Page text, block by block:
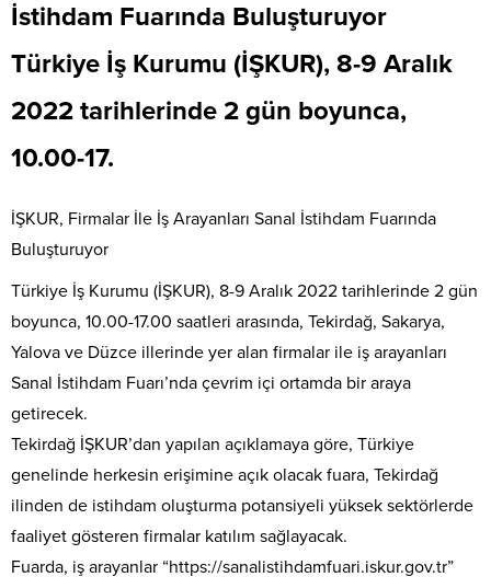
İstihdam Fuarında Buluşturuyor
Türkiye İş Kurumu (İŞKUR), 8-9 Aralık
2022 tarihlerinde 2 gün boyunca,
10.00-17.
İŞKUR, Firmalar İle İş Arayanları Sanal İstihdam Fuarında
Buluşturuyor
Türkiye İş Kurumu (İŞKUR), 8-9 Aralık 2022 tarihlerinde 2 gün
boyunca, 10.00-17.00 saatleri arasında, Tekirdağ, Sakarya,
Yalova ve Düzce illerinde yer alan firmalar ile iş arayanları
Sanal İstihdam Fuarı’nda çevrim içi ortamda bir araya
getirecek.
Tekirdağ İŞKUR’dan yapılan açıklamaya göre, Türkiye
genelinde herkesin erişimine açık olacak fuara, Tekirdağ
ilinden de istihdam oluşturma potansiyeli yüksek sektörlerde
faaliyet gösteren firmalar katılım sağlayacak.
Fuarda, iş arayanlar “https://sanalistihdamfuari.iskur.gov.tr”